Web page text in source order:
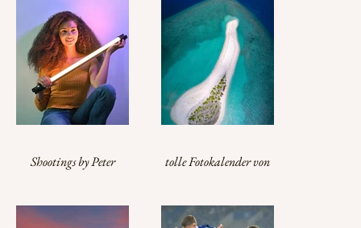
Shootings by Peter
tolle Fotokalender von